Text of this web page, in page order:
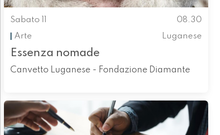
Sabato 11
08.30
Arte
Luganese
Essenza nomade
Canvetto Luganese - Fondazione Diamante